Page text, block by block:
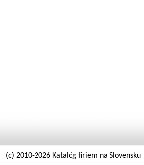
(c) 2010-2026 Katalóg firiem na Slovensku